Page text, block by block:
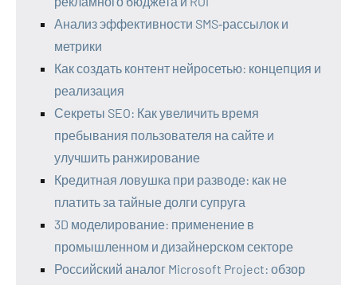
Анализ эффективности SMS‑рассылок и
метрики
Как создать контент нейросетью: концепция и
реализация
Секреты SEO: Как увеличить время
пребывания пользователя на сайте и
улучшить ранжирование
Кредитная ловушка при разводе: как не
платить за тайные долги супруга
3D моделирование: применение в
промышленном и дизайнерском секторе
Российский аналог Microsoft Project: обзор